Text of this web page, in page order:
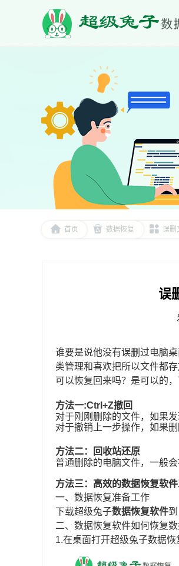
首页 数据恢复 误删
误
谁要是说他没有误删过电脑
类管理和喜欢把所以文件都
可以恢复回来吗？是可以的
方法一:Ctrl+Z撤回
对于刚刚删除的文件，如果
对于撤销上一步操作，如果
方法二：回收站还原
普通删除的电脑文件，一般
方法三：高效的数据恢复软
一、数据恢复准备工作
下载超级兔子数据恢复软件
二、数据恢复软件如何恢复
1.在桌面打开超级兔子数据恢